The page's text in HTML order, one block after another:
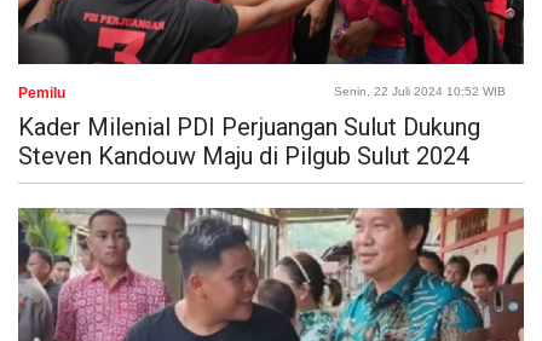
Pemilu Senin, 22 Juli 2024 10:52 WIB
Kader Milenial PDI Perjuangan Sulut Dukung
Steven Kandouw Maju di Pilgub Sulut 2024